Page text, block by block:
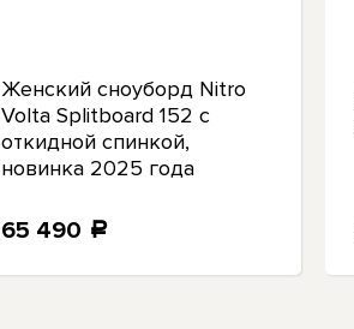
Женский сноуборд Nitro
Volta Splitboard 152 с
откидной спинкой,
новинка 2025 года
65 490 a